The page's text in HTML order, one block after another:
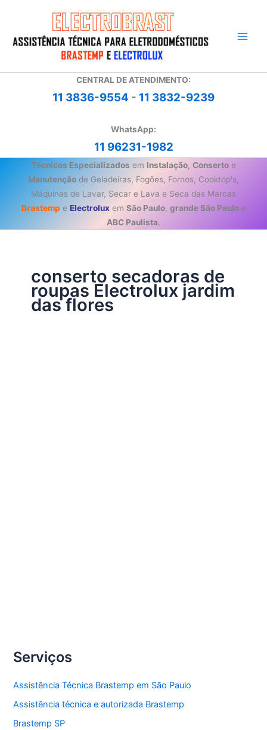
conteúdo
CENTRAL DE ATENDIMENTO:
11 3836-9554 - 11 3832-9239
WhatsApp:
11 96231-1982
Técnicos Especializados em Instalação, Consertoe
Manutenção de Geladeiras, Fogões, Fornos, Cooktop's,
Máquinas de Lavar, Secar e Lava e Seca das Marcas
Brastemp e Electroluxem São Paulo, grande São Pauloe
ABC Paulista.
conserto secadoras de
roupas Electrolux jardim
das flores
Electrolux
Serviços
Assistência Técnica Brastemp em São Paulo
Assistência técnica e autorizada Brastemp
Brastemp SP